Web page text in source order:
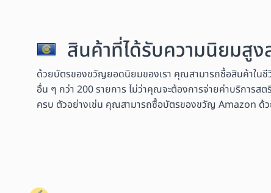
สินค้าที่ได้รับความนิยมสู
ด้วยบัตรของขวัญยอดนิยมของเรา คุณสามารถซื้อสินค้าในชี
อื่น ๆ กว่า 200 รายการ ไม่ว่าคุณจะต้องการจ่ายค่าบริการส
ครบ ตัวอย่างเช่น คุณสามารถซื้อบัตรของขวัญ Amazon ด้